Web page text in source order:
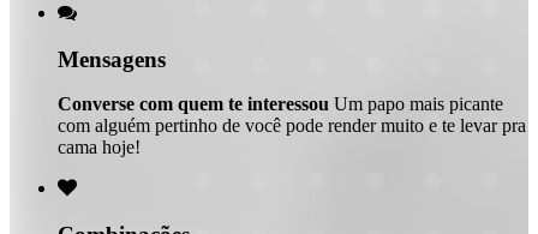

Mensagens
Converse com quem te interessou Um papo mais picante
com alguém pertinho de você pode render muito e te levar pra
cama hoje!
